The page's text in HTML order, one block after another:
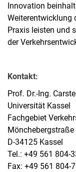
Innovation
Weiterentwicklung
Praxis leisten und
der
Kontakt:
Prof. Dr.-Ing.
Universität Kassel
Fachgebiet
Mönchebergstraße
D-34125 Kassel
Tel.: +49 561 804-
Fax: +49 561 804-